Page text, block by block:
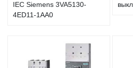
IEC Siemens 3VA5130-
4ED11-1AA0